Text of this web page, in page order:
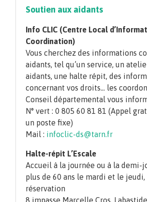
Soutien aux aidants
Info CLIC (Centre Local
Coordination)
Vous cherchez des informations
aidants, tel qu’un service, un
aidants, une halte répit, des
concernant vos droits… les
Conseil départemental vous
N° vert : 0 805 60 81 81 (Appel
un poste fixe)
Mail : infoclic-ds@tarn.fr
Halte-répit L’Escale
Accueil à la journée ou à la demi-
plus de 60 ans le mardi et le jeudi,
réservation
8 impasse Marcelle Cros,